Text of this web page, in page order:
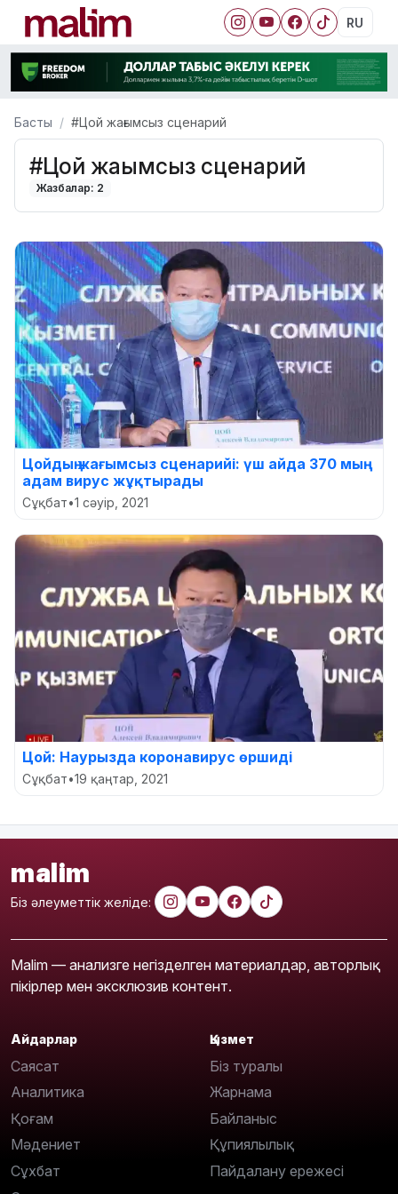
RU
Басты #Цой жағымсыз сценарий
#Цой жағымсыз сценарий
Жазбалар: 2
Цойдың жағымсыз сценарийі: үш айда 370 мың
адам вирус жұқтырады
Сұқбат•1 сәуір, 2021
Цой: Наурызда коронавирус өршиді
Сұқбат•19 қаңтар, 2021
malim
Біз әлеуметтік желіде:
Malim — анализге негізделген материалдар, авторлық
пікірлер мен эксклюзив контент.
Айдарлар
Саясат
Аналитика
Қоғам
Мәдениет
Сұхбат
Қызмет
Біз туралы
Жарнама
Байланыс
Құпиялылық
Пайдалану ережесі